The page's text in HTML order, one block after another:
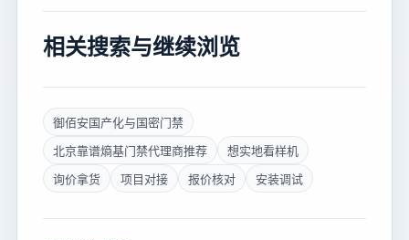
相关搜索与继续浏览
御佰安国产化与国密门禁
北京靠谱熵基门禁代理商推荐
想实地看样机
询价拿货
项目对接 报价核对 安装调试